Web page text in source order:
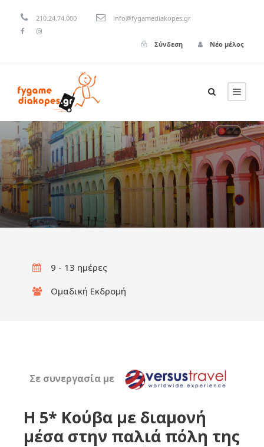
210.24.74.000 info@fygamediakopes.gr
Σύνδεση Νέο μέλος
9 - 13 ημέρες
Ομαδική Εκδρομή
Σε συνεργασία με
Η 5* Κούβα με διαμονή
μέσα στην παλιά πόλη της